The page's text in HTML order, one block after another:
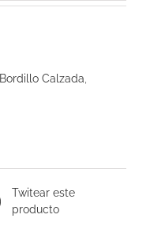
Bordillo Calzada,
Twitear este
producto